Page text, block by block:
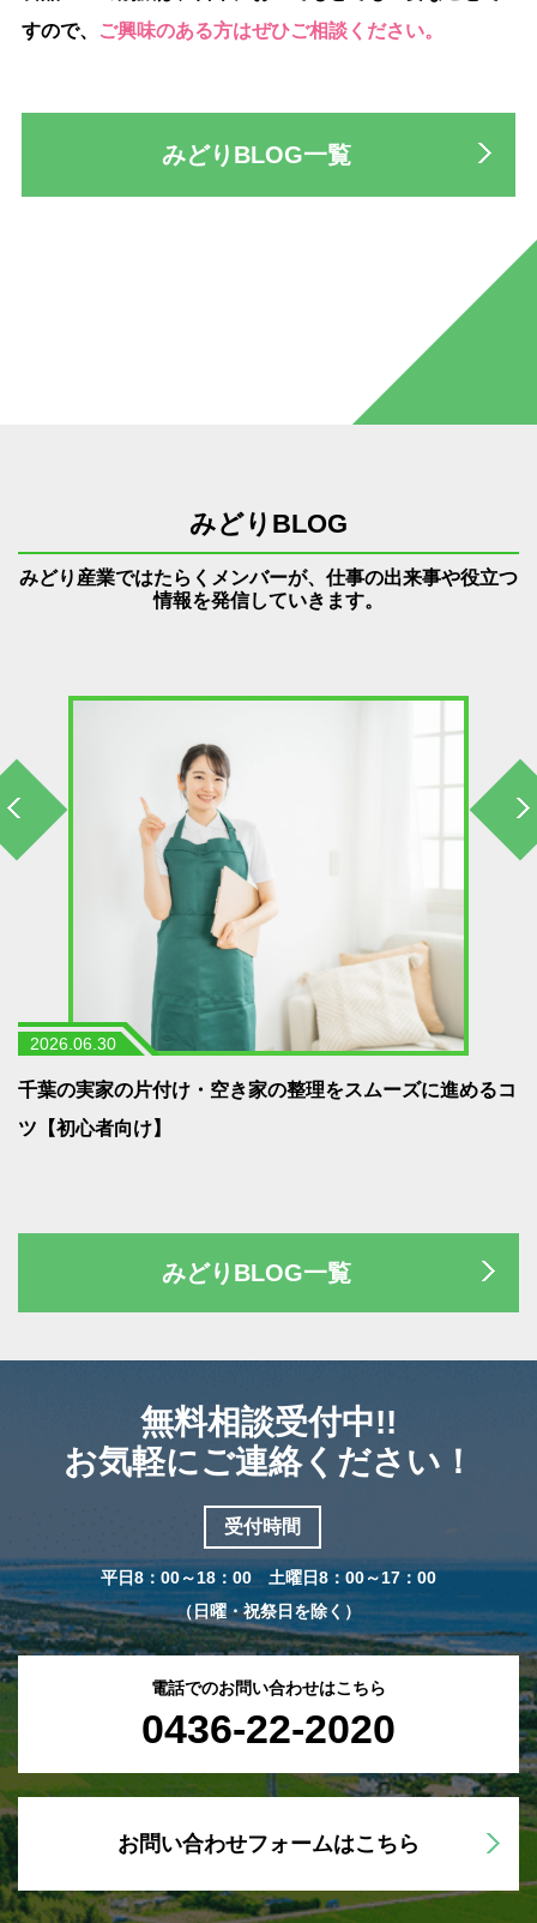
すので、
ご興味のある方はぜひご相談ください。
みどりBLOG一覧
みどりBLOG
みどり産業ではたらくメンバーが、仕事の出来事や役立つ
情報を発信していきます。
2026.06.30
千葉の実家の片付け・空き家の整理をスムーズに進めるコ
ツ【初心者向け】
みどりBLOG一覧
無料相談受付中!!
お気軽にご連絡ください！
受付時間
平日8：00～18：00 土曜日8：00～17：00
（日曜・祝祭日を除く）
電話でのお問い合わせはこちら
0436-22-2020
お問い合わせフォームはこちら